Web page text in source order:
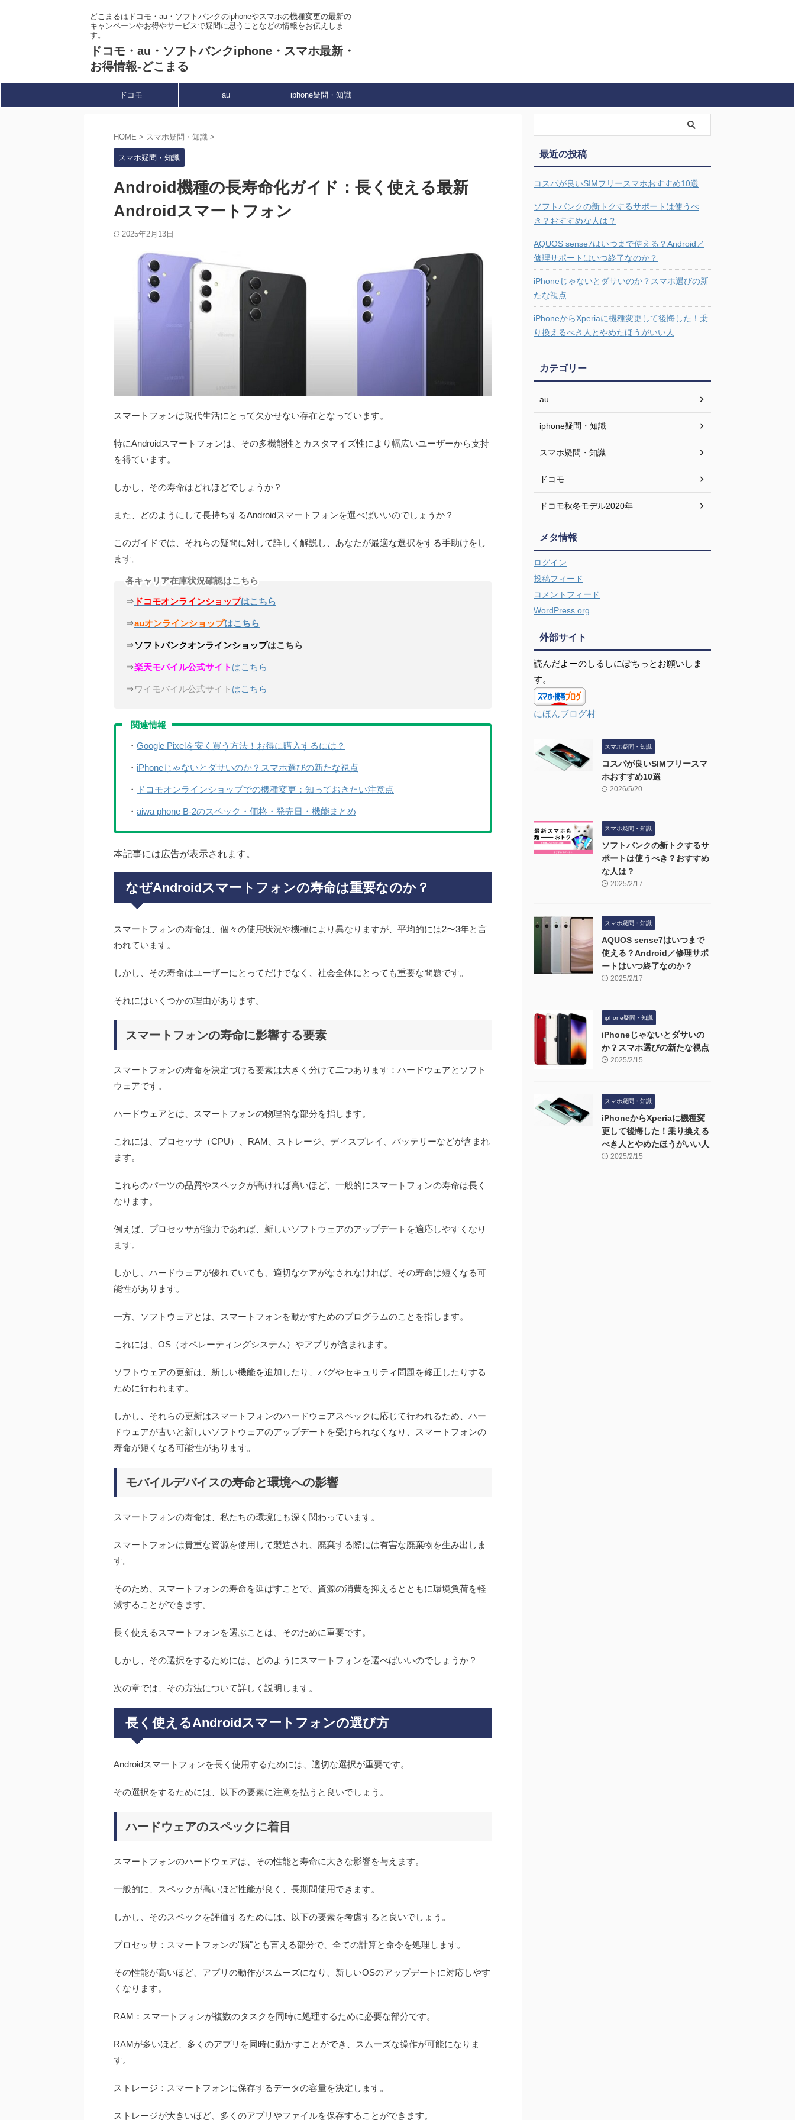
どこまるはドコモ・au・ソフトバンクのiphoneやスマホの機種変更の最新の
キャンペーンやお得やサービスで疑問に思うことなどの情報をお伝えしま
す。
ドコモ・au・ソフトバンクiphone・スマホ最新・
お得情報-どこまる
ドコモ au iphone疑問・知識
HOME > スマホ疑問・知識 >
スマホ疑問・知識
Android機種の長寿命化ガイド：長く使える最新
Androidスマートフォン
2025年2月13日
スマートフォンは現代生活にとって欠かせない存在となっています。
特にAndroidスマートフォンは、その多機能性とカスタマイズ性により幅広いユーザーから支持
を得ています。
しかし、その寿命はどれほどでしょうか？
また、どのようにして長持ちするAndroidスマートフォンを選べばいいのでしょうか？
このガイドでは、それらの疑問に対して詳しく解説し、あなたが最適な選択をする手助けをし
ます。
各キャリア在庫状況確認はこちら
⇒ ドコモオンラインショップはこちら
⇒auオンラインショップはこちら
⇒ソフトバンクオンラインショップはこちら
⇒楽天モバイル公式サイト はこちら
⇒ワイモバイル公式サイト はこちら
関連情報
・ Google Pixelを安く買う方法！お得に購入するには？
・ iPhoneじゃないとダサいのか？スマホ選びの新たな視点
・ ドコモオンラインショップでの機種変更：知っておきたい注意点
・ aiwa phone B-2のスペック・価格・発売日・機能まとめ
本記事には広告が表示されます。
なぜAndroidスマートフォンの寿命は重要なのか？
スマートフォンの寿命は、個々の使用状況や機種により異なりますが、平均的には2〜3年と言
われています。
しかし、その寿命はユーザーにとってだけでなく、社会全体にとっても重要な問題です。
それにはいくつかの理由があります。
スマートフォンの寿命に影響する要素
スマートフォンの寿命を決定づける要素は大きく分けて二つあります：ハードウェアとソフト
ウェアです。
ハードウェアとは、スマートフォンの物理的な部分を指します。
これには、プロセッサ（CPU）、RAM、ストレージ、ディスプレイ、バッテリーなどが含まれ
ます。
これらのパーツの品質やスペックが高ければ高いほど、一般的にスマートフォンの寿命は長く
なります。
例えば、プロセッサが強力であれば、新しいソフトウェアのアップデートを適応しやすくなり
ます。
しかし、ハードウェアが優れていても、適切なケアがなされなければ、その寿命は短くなる可
能性があります。
一方、ソフトウェアとは、スマートフォンを動かすためのプログラムのことを指します。
これには、OS（オペレーティングシステム）やアプリが含まれます。
ソフトウェアの更新は、新しい機能を追加したり、バグやセキュリティ問題を修正したりする
ために行われます。
しかし、それらの更新はスマートフォンのハードウェアスペックに応じて行われるため、ハー
ドウェアが古いと新しいソフトウェアのアップデートを受けられなくなり、スマートフォンの
寿命が短くなる可能性があります。
モバイルデバイスの寿命と環境への影響
スマートフォンの寿命は、私たちの環境にも深く関わっています。
スマートフォンは貴重な資源を使用して製造され、廃棄する際には有害な廃棄物を生み出しま
す。
そのため、スマートフォンの寿命を延ばすことで、資源の消費を抑えるとともに環境負荷を軽
減することができます。
長く使えるスマートフォンを選ぶことは、そのために重要です。
しかし、その選択をするためには、どのようにスマートフォンを選べばいいのでしょうか？
次の章では、その方法について詳しく説明します。
長く使えるAndroidスマートフォンの選び方
Androidスマートフォンを長く使用するためには、適切な選択が重要です。
その選択をするためには、以下の要素に注意を払うと良いでしょう。
ハードウェアのスペックに着目
スマートフォンのハードウェアは、その性能と寿命に大きな影響を与えます。
一般的に、スペックが高いほど性能が良く、長期間使用できます。
しかし、そのスペックを評価するためには、以下の要素を考慮すると良いでしょう。
プロセッサ：スマートフォンの"脳"とも言える部分で、全ての計算と命令を処理します。
その性能が高いほど、アプリの動作がスムーズになり、新しいOSのアップデートに対応しやす
くなります。
RAM：スマートフォンが複数のタスクを同時に処理するために必要な部分です。
RAMが多いほど、多くのアプリを同時に動かすことができ、スムーズな操作が可能になりま
す。
ストレージ：スマートフォンに保存するデータの容量を決定します。
ストレージが大きいほど、多くのアプリやファイルを保存することができます。
最近の投稿
コスパが良いSIMフリースマホおすすめ10選
ソフトバンクの新トクするサポートは使うべ
き？おすすめな人は？
AQUOS sense7はいつまで使える？Android／
修理サポートはいつ終了なのか？
iPhoneじゃないとダサいのか？スマホ選びの新
たな視点
iPhoneからXperiaに機種変更して後悔した！乗
り換えるべき人とやめたほうがいい人
カテゴリー
au
iphone疑問・知識
スマホ疑問・知識
ドコモ
ドコモ秋冬モデル2020年
メタ情報
ログイン
投稿フィード
コメントフィード
WordPress.org
外部サイト
読んだよーのしるしにぽちっとお願いしま
す。
にほんブログ村
スマホ疑問・知識
コスパが良いSIMフリースマ
ホおすすめ10選
2026/5/20
スマホ疑問・知識
ソフトバンクの新トクするサ
ポートは使うべき？おすすめ
な人は？
2025/2/17
スマホ疑問・知識
AQUOS sense7はいつまで
使える？Android／修理サポ
ートはいつ終了なのか？
2025/2/17
iphone疑問・知識
iPhoneじゃないとダサいの
か？スマホ選びの新たな視点
2025/2/15
スマホ疑問・知識
iPhoneからXperiaに機種変
更して後悔した！乗り換える
べき人とやめたほうがいい人
2025/2/15